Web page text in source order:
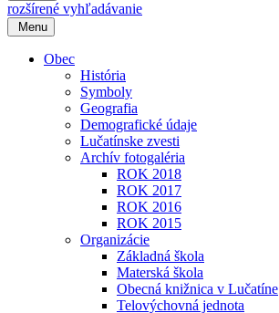
rozšírené vyhľadávanie
Menu
Obec
História
Symboly
Geografia
Demografické údaje
Lučatínske zvesti
Archív fotogaléria
ROK 2018
ROK 2017
ROK 2016
ROK 2015
Organizácie
Základná škola
Materská škola
Obecná knižnica v Lučatíne
Telovýchovná jednota